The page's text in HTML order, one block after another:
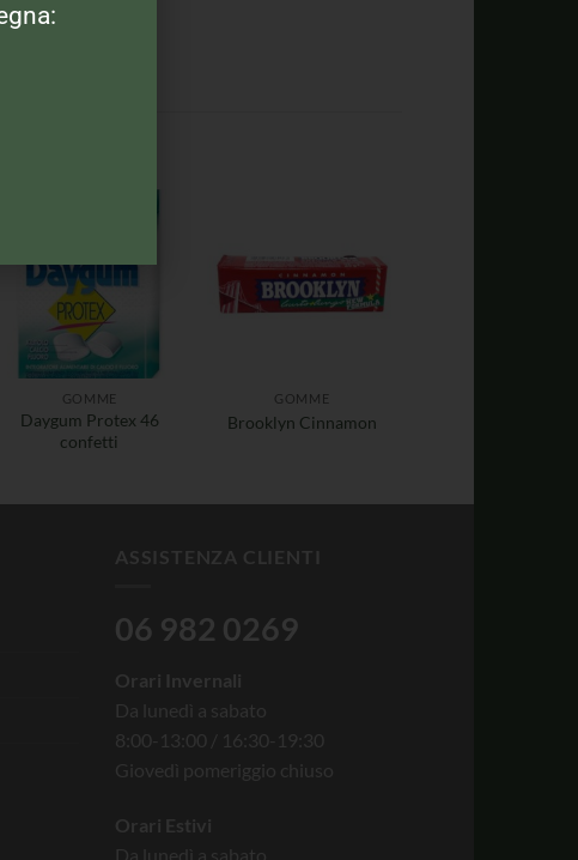
GOMME
Daygum Protex 46
confetti
GOMME
Brooklyn Cinnamon
ASSISTENZA CLIENTI
06 982 0269
Orari Invernali
Da lunedì a sabato
8:00-13:00 / 16:30-19:30
Giovedì pomeriggio chiuso
Orari Estivi
Da lunedì a sabato